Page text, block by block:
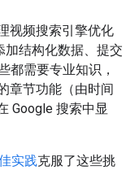
视频搜索引擎优化
加结构化数据、提交
都需要专业知识，
章节功能（由时间
Google 搜索中显
实践克服了这些挑